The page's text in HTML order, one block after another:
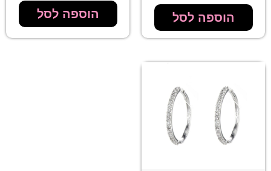
הוספה לסל הוספה לסל